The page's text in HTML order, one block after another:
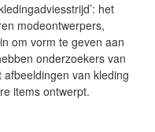
het
modeontwerpers,
om vorm te geven aan
onderzoekers van
van kleding
items ontwerpt.